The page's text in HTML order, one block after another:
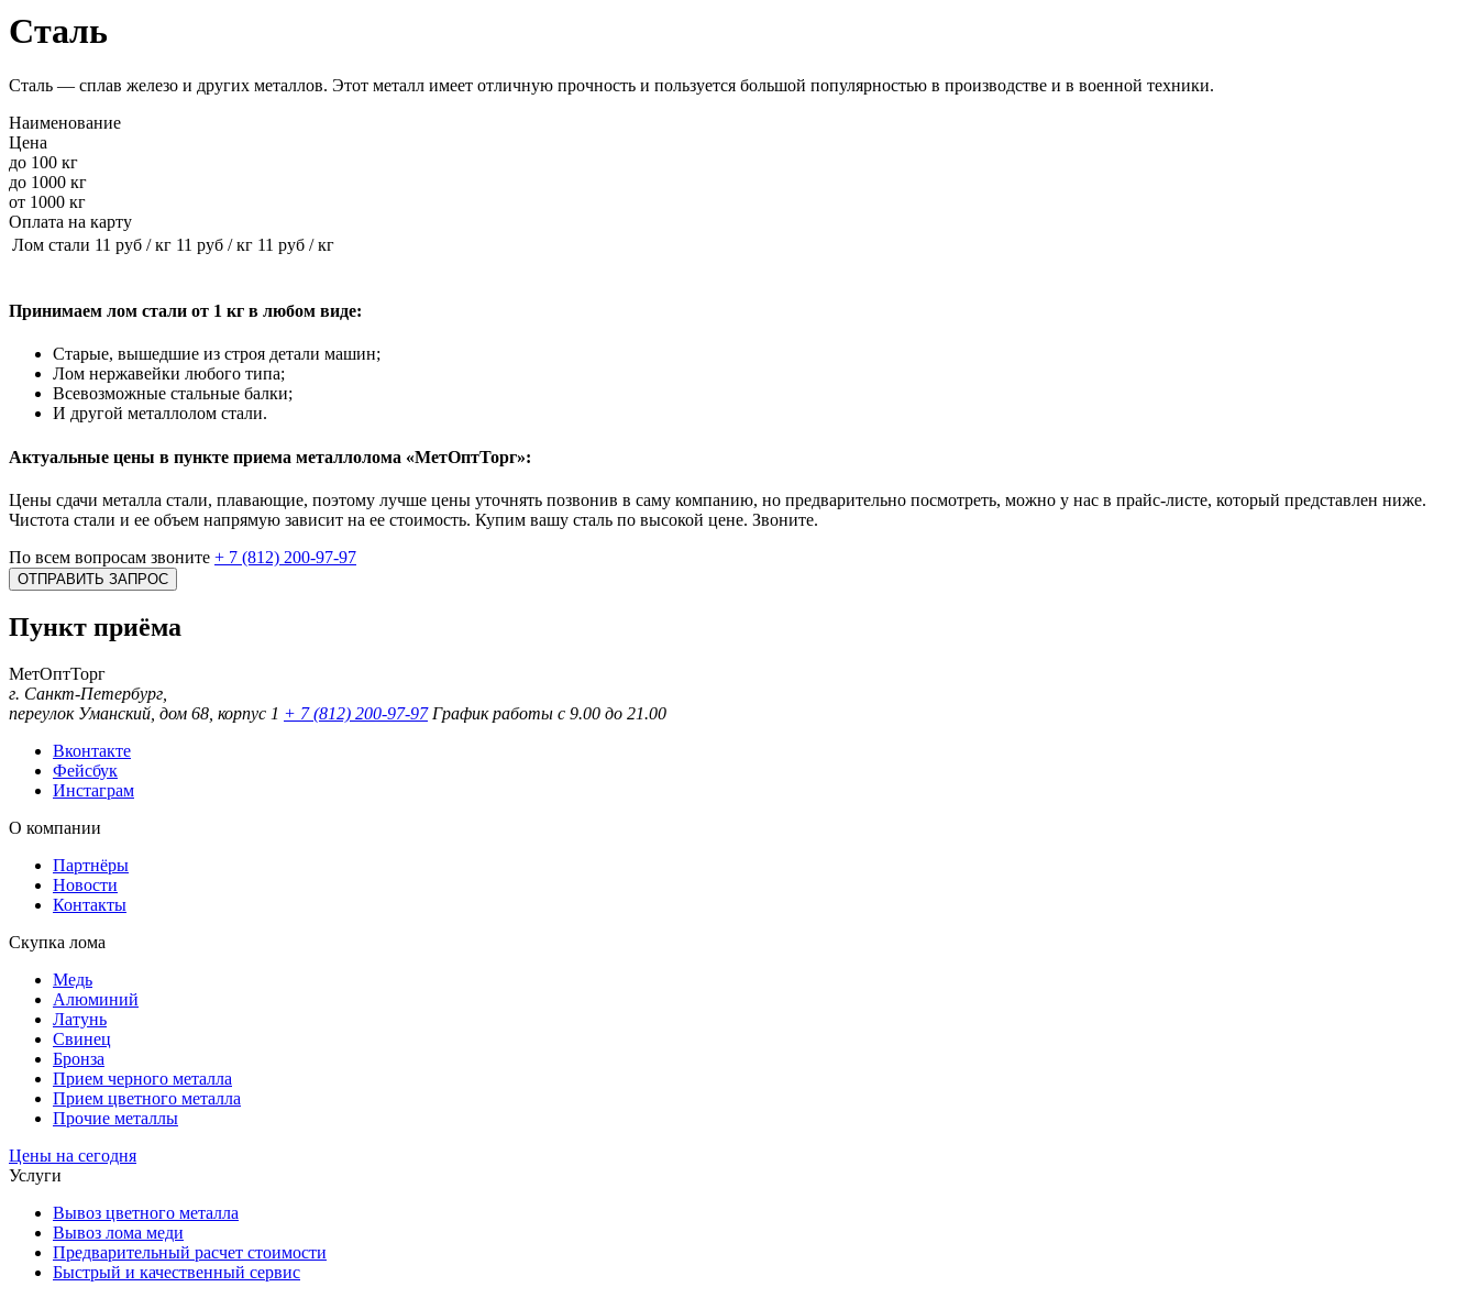
Сталь
Сталь — сплав железо и других металлов. Этот металл имеет отличную прочность и пользуется большой популярностью в производстве и в военной техники.
Наименование
Цена
до 100 кг
до 1000 кг
от 1000 кг
Оплата на карту
Лом стали 11 руб / кг 11 руб / кг 11 руб / кг
Принимаем лом стали от 1 кг в любом виде:
Старые, вышедшие из строя детали машин;
Лом нержавейки любого типа;
Всевозможные стальные балки;
И другой металлолом стали.
Актуальные цены в пункте приема металлолома «МетОптТорг»:
Цены сдачи металла стали, плавающие, поэтому лучше цены уточнять позвонив в саму компанию, но предварительно посмотреть, можно у нас в прайс-листе, который представлен ниже.
Чистота стали и ее объем напрямую зависит на ее стоимость. Купим вашу сталь по высокой цене. Звоните.
По всем вопросам звоните + 7 (812) 200-97-97
ОТПРАВИТЬ ЗАПРОС
Пункт приёма
МетОптТорг
г. Санкт-Петербург,
переулок Уманский, дом 68, корпус 1 + 7 (812) 200-97-97 График работы с 9.00 до 21.00
Вконтакте
Фейсбук
Инстаграм
О компании
Партнёры
Новости
Контакты
Скупка лома
Медь
Алюминий
Латунь
Свинец
Бронза
Прием черного металла
Прием цветного металла
Прочие металлы
Цены на сегодня
Услуги
Вывоз цветного металла
Вывоз лома меди
Предварительный расчет стоимости
Быстрый и качественный сервис